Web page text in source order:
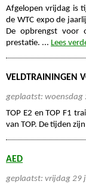
Afgelopen vrijdag is
de WTC expo de
De opbrengst voor
prestatie. ... Lees
VELDTRAININGEN
geplaatst: woensdag
TOP E2 en TOP F1
van TOP. De tijden
AED
geplaatst: vrijdag 29